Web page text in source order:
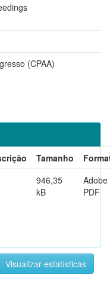
(CPAA)
Tamanho
946,35
kB
Adobe
PDF
Visualizar estatísticas